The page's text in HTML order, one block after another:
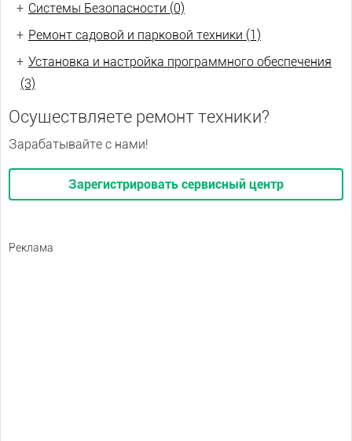
+ Системы Безопасности (0)
+ Ремонт садовой и парковой техники (1)
+ Установка и настройка программного обеспечения
(3)
Осуществляете ремонт техники?
Зарабатывайте с нами!
Зарегистрировать сервисный центр
Реклама